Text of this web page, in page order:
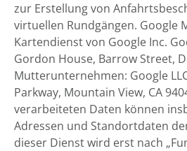
zur Erstellung von
virtuellen Rundgängen. Google
Kartendienst von Google Inc.
Gordon House, Barrow Street,
Mutterunternehmen: Google
Parkway, Mountain View, CA
verarbeiteten Daten können
Adressen und Standortdaten
dieser Dienst wird erst nach